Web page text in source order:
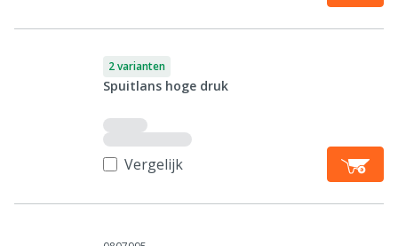
2 varianten
Spuitlans hoge druk
Vergelijk